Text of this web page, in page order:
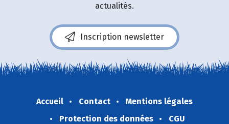
actualités.
Inscription newsletter
Accueil Contact
Mentions légales
Protection des données
CGU